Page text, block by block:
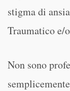
stigma di
Traumatico e/
Non sono